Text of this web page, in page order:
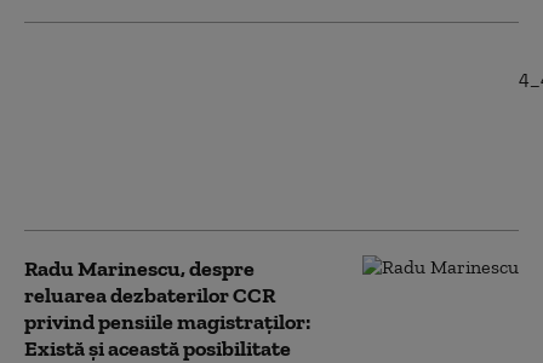
Radu Marinescu, despre
reluarea dezbaterilor CCR
privind pensiile magistraților:
Există și această posibilitate